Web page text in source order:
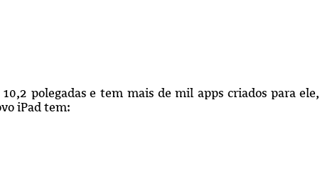
polegadas e tem mais de mil apps criados para ele,
iPad tem: